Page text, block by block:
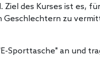
des Kurses ist es,
zu
Sporttasche" an und